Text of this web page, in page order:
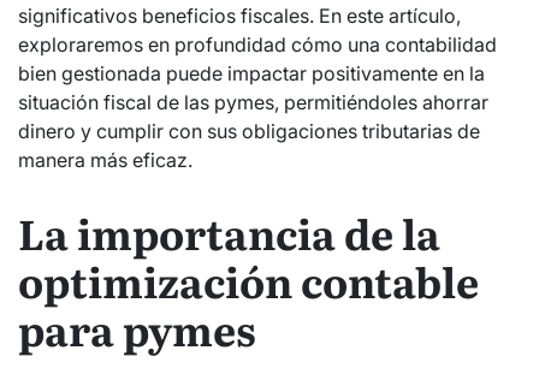
significativos beneficios fiscales. En este artículo,
exploraremos en profundidad cómo una contabilidad
bien gestionada puede impactar positivamente en la
situación fiscal de las pymes, permitiéndoles ahorrar
dinero y cumplir con sus obligaciones tributarias de
manera más eficaz.
La importancia de la
optimización contable
para pymes